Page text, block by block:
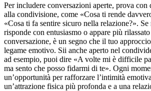
Per includere conversazioni aperte, prova con
alla condivisione, come «Cosa ti rende
«Cosa ti fa sentire sicuro nella relazione?».
risponde con entusiasmo o appare più
conversazione, è un segno che il tuo
legame emotivo. Sii anche aperto nel
ad esempio, puoi dire «A volte mi è difficile
ma sento che posso fidarmi di te». Ogni
un’opportunità per rafforzare l’intimità
un’attrazione fisica più profonda e a una